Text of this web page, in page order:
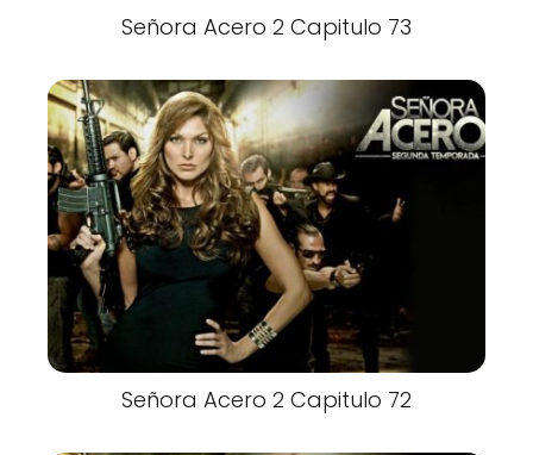
Señora Acero 2 Capitulo 73
Señora Acero 2 Capitulo 72